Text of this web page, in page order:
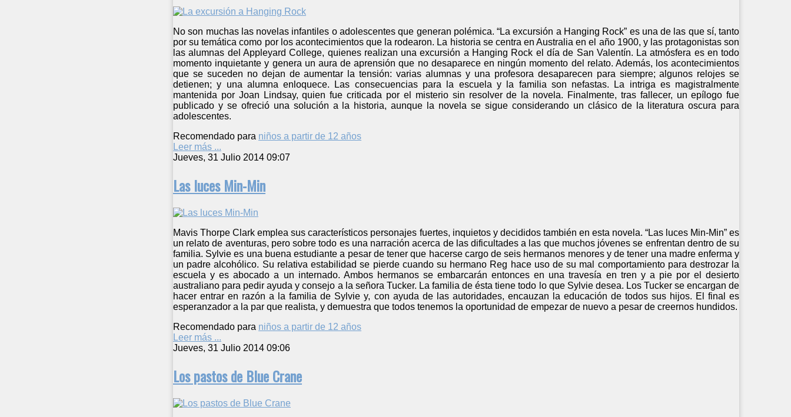
No son muchas las novelas infantiles o adolescentes que generan polémica. “La excursión a Hanging Rock” es una de las que sí, tanto
por su temática como por los acontecimientos que la rodearon. La historia se centra en Australia en el año 1900, y las protagonistas son
las alumnas del Appleyard College, quienes realizan una excursión a Hanging Rock el día de San Valentín. La atmósfera es en todo
momento inquietante y genera un aura de aprensión que no desaparece en ningún momento del relato. Además, los acontecimientos
que se suceden no dejan de aumentar la tensión: varias alumnas y una profesora desaparecen para siempre; algunos relojes se
detienen; y una alumna enloquece. Las consecuencias para la escuela y la familia son nefastas. La intriga es magistralmente
mantenida por Joan Lindsay, quien fue criticada por el misterio sin resolver de la novela. Finalmente, tras fallecer, un epílogo fue
publicado y se ofreció una solución a la historia, aunque la novela se sigue considerando un clásico de la literatura oscura para
adolescentes.
Recomendado para niños a partir de 12 años
Leer más ...
Jueves, 31 Julio 2014 09:07
Las luces Min-Min
Mavis Thorpe Clark emplea sus característicos personajes fuertes, inquietos y decididos también en esta novela. “Las luces Min-Min” es
un relato de aventuras, pero sobre todo es una narración acerca de las dificultades a las que muchos jóvenes se enfrentan dentro de su
familia. Sylvie es una buena estudiante a pesar de tener que hacerse cargo de seis hermanos menores y de tener una madre enferma y
un padre alcohólico. Su relativa estabilidad se pierde cuando su hermano Reg hace uso de su mal comportamiento para destrozar la
escuela y es abocado a un internado. Ambos hermanos se embarcarán entonces en una travesía en tren y a pie por el desierto
australiano para pedir ayuda y consejo a la señora Tucker. La familia de ésta tiene todo lo que Sylvie desea. Los Tucker se encargan de
hacer entrar en razón a la familia de Sylvie y, con ayuda de las autoridades, encauzan la educación de todos sus hijos. El final es
esperanzador a la par que realista, y demuestra que todos tenemos la oportunidad de empezar de nuevo a pesar de creernos hundidos.
Recomendado para niños a partir de 12 años
Leer más ...
Jueves, 31 Julio 2014 09:06
Los pastos de Blue Crane